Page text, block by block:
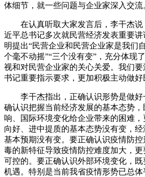
体细节，就一些问题与企业家深入交流
在认真听取大家发言后，李干杰说
近平总书记多次就民营经济发表重要
明提出“民营企业和民营企业家是我们
个毫不动摇”“三个没有变”，充分体现
视和对民营企业家的关心关爱。我们
书记重要指示要求，更加积极主动做好
李干杰指出，正确认识形势是做好
确认识把握当前经济发展的基本态势
响、国际环境变化给企业带来的困难
向好、进中提质的基本态势没有变，
基本预期没有变。要正确认识疫情防
毒的新特征导致疫情防控难度加大，
可控的。要正确认识外部环境变化，既
机遇。特别是当前我省疫情形势已总